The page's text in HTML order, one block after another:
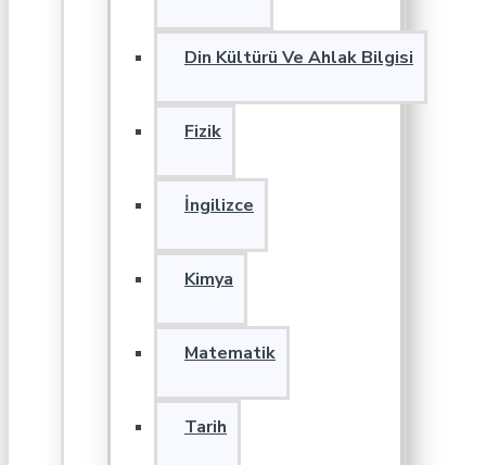
Din Kültürü Ve Ahlak Bilgisi
Fizik
İngilizce
Kimya
Matematik
Tarih